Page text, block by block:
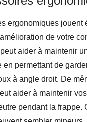
ergonomiques jouent
de votre
peut aider à maintenir
en permettant de
à angle droit. De
aider à maintenir
pendant la frappe.